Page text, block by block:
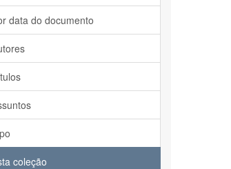
data do documento
coleção